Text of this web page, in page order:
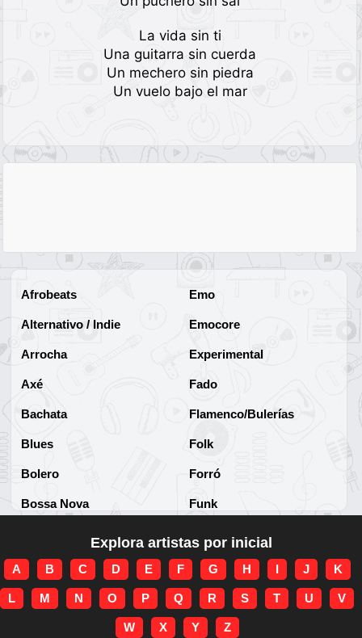
La vida sin ti
Una guitarra sin cuerda
Un mechero sin piedra
Un vuelo bajo el mar
Afrobeats
Alternativo / Indie
Arrocha
Axé
Bachata
Blues
Bolero
Bossa Nova
Brega-funk
Cha-Cha
Emo
Emocore
Experimental
Fado
Flamenco/Bulerías
Folk
Forró
Funk
Funk Internacional
Gospel/Religioso
Gótico
Explora artistas por inicial
A B C D E F G H I J K
L M N O P Q R S T U V
W X Y Z